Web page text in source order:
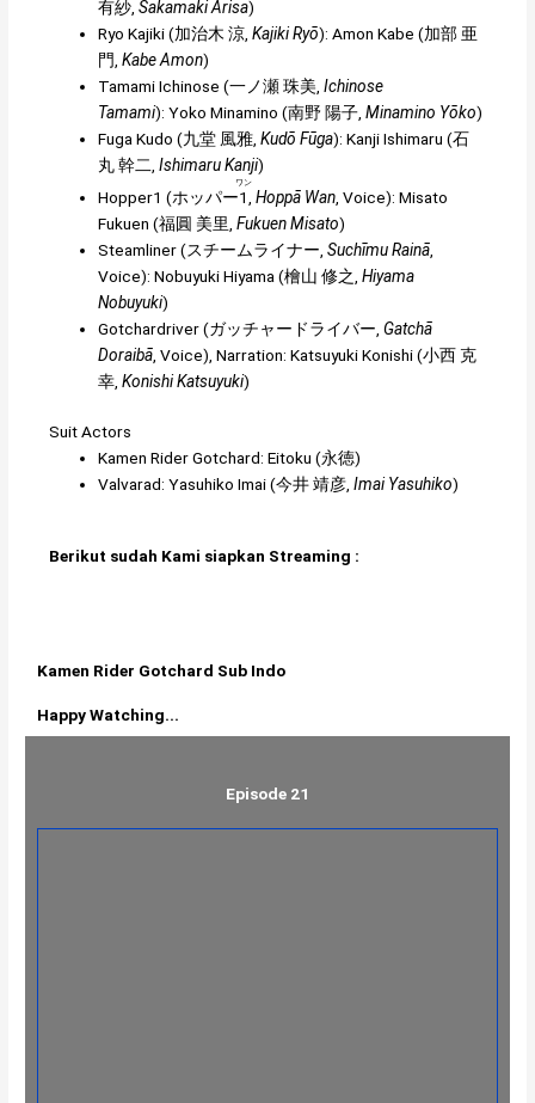
有紗 Sakamaki Arisa)
Ryo Kajiki (加治木 涼 Kajiki Ryō):Amon Kabe (加部 亜
門 Kabe Amon)
Tamami Ichinose (一ノ瀬 珠美 Ichinose
Tamami): Yoko Minamino (南野 陽子 Minamino Yōko)
Fuga Kudo (九堂 風雅 Kudō Fūga):Kanji Ishimaru (石
丸 幹二 Ishimaru Kanji)
Hopper1 (ホッパー1
ワン
Hoppā Wan , Voice): Misato
Fukuen (福圓 美里 Fukuen Misato)
Steamliner (スチームライナー Suchīmu Rainā
Voice): Nobuyuki Hiyama (檜山 修之 Hiyama
Nobuyuki)
Gotchardriver (ガッチャードライバー Gatchā
Doraibā , Voice), Narration: Katsuyuki Konishi (小西 克
幸 Konishi Katsuyuki)
Suit Actors
Kamen Rider Gotchard: Eitoku (永徳)
Valvarad: Yasuhiko Imai (今井 靖彦 Imai Yasuhiko)
Berikut sudah Kami siapkan Streaming :
Kamen Rider Gotchard Sub Indo
Happy Watching...
Episode 21